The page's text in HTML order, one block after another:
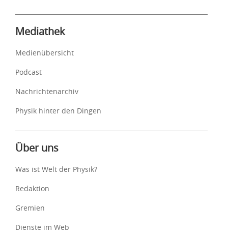
Mediathek
Medienübersicht
Podcast
Nachrichtenarchiv
Physik hinter den Dingen
Über uns
Was ist Welt der Physik?
Redaktion
Gremien
Dienste im Web